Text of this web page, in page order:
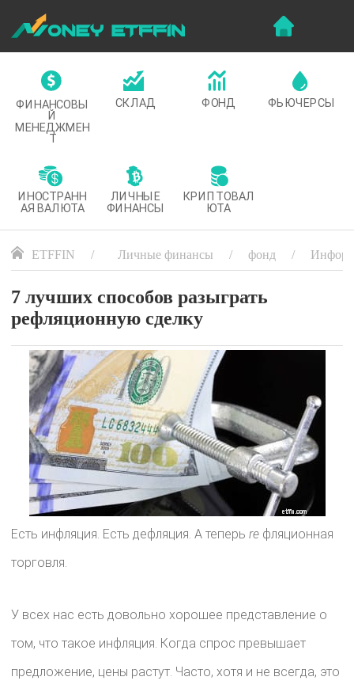
ФИНАНСОВЫ
Й
МЕНЕДЖМЕН
Т
СКЛАД ФОНД ФЬЮЧЕРСЫ
ИНОСТРАНН
АЯ ВАЛЮТА
ЛИЧНЫЕ
ФИНАНСЫ
КРИПТОВАЛ
ЮТА
ETFFIN Личные финансы фонд
7 лучших способов разыграть
рефляционную сделку
Есть инфляция. Есть дефляция. А теперь re фляционная
торговля.
У всех нас есть довольно хорошее представление о
том, что такое инфляция. Когда спрос превышает
предложение, цены растут. Часто, хотя и не всегда, это